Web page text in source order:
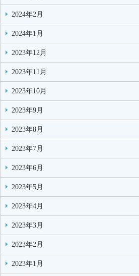
2024年2月
2024年1月
2023年12月
2023年11月
2023年10月
2023年9月
2023年8月
2023年7月
2023年6月
2023年5月
2023年4月
2023年3月
2023年2月
2023年1月